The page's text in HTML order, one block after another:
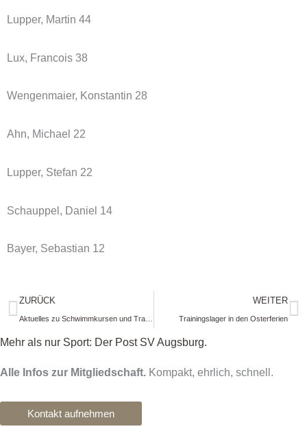
Lupper, Martin 44
Lux, Francois 38
Wengenmaier, Konstantin 28
Ahn, Michael 22
Lupper, Stefan 22
Schauppel, Daniel 14
Bayer, Sebastian 12
Zurück
ZURÜCK WEITER
Trainingslager in den Osterferien
Mehr als nur Sport: Der Post SV Augsburg.
Alle Infos zur Mitgliedschaft. Kompakt, ehrlich, schnell.
Kontakt aufnehmen